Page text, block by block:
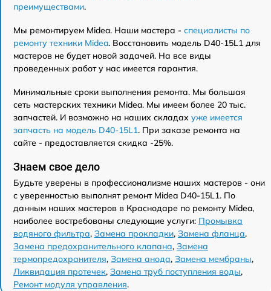
преимуществами.
Мы ремонтируем Midea. Наши мастера - специалисты по
ремонту техники Midea. Восстановить модель D40-15L1 для
мастеров не будет новой задачей. На все виды
проведенных работ у нас имеется гарантия.
Минимальные сроки выполнения ремонта. Мы большая
сеть мастерских техники Midea. Мы имеем более 20 тыс.
запчастей. И возможно на наших складах уже имеется
запчасть на модель D40-15L1. При заказе ремонта на
сайте - предоставляется скидка -25%.
Знаем свое дело
Будьте уверены в профессионализме наших мастеров - они
с уверенностью выполнят ремонт Midea D40-15L1. По
данным наших мастеров в Краснодаре по ремонту Midea,
наиболее востребованы следующие услуги: Промывка
водяного фильтра, Замена прокладки, Замена фланца,
Замена предохранительного клапана, Замена
термопредохранителя, Замена анода, Замена мембраны,
Ликвидация протечек, Замена труб поступления воды,
Ремонт модуля управления.